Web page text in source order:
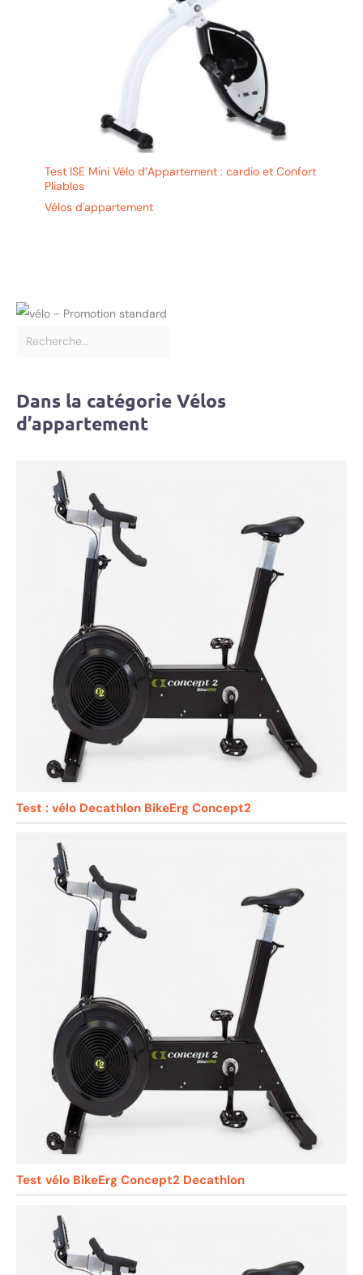
Test ISE Mini Vélo d’Appartement : cardio et Confort
Pliables
Vélos d'appartement
Dans la catégorie Vélos
d’appartement
Test : vélo Decathlon BikeErg Concept2
Test vélo BikeErg Concept2 Decathlon